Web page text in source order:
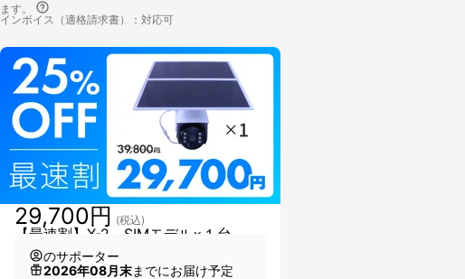
ます。
インボイス（適格請求書）：対応可
【最速割】X-2＿SIMモデル×１台
29,700円 (税込)
のサポーター
2026年08月末までにお届け予定